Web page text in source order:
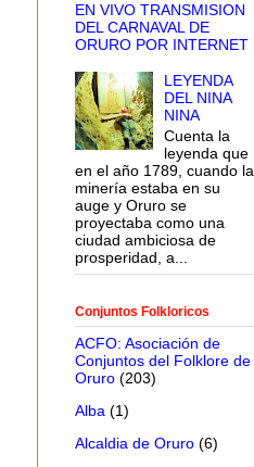
EN VIVO TRANSMISION
DEL CARNAVAL DE
ORURO POR INTERNET
LEYENDA
DEL NINA
NINA
Cuenta la
leyenda que
en el año 1789, cuando la
minería estaba en su
auge y Oruro se
proyectaba como una
ciudad ambiciosa de
prosperidad, a...
Conjuntos Folkloricos
ACFO: Asociación de
Conjuntos del Folklore de
Oruro (203)
Alba (1)
Alcaldia de Oruro (6)